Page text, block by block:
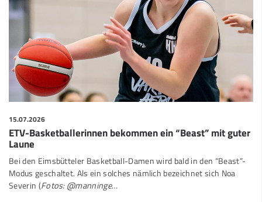
ETV-Basketballerinnen bekommen ein “Beast” mit guter
Laune
Bei den Eimsbütteler Basketball-Damen wird bald in den “Beast”-
Modus geschaltet. Als ein solches nämlich bezeichnet sich Noa
Severin (Fotos: @manninge…